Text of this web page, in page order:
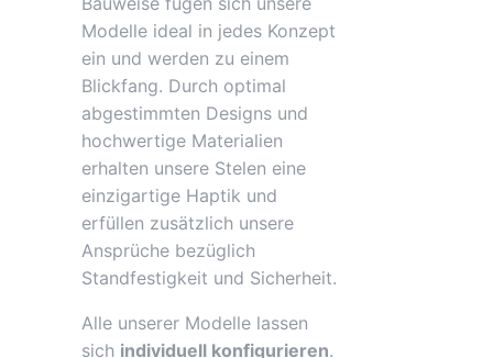
Modelle ideal in jedes Konzept
ein und werden zu einem
Blickfang. Durch optimal
abgestimmten Designs und
hochwertige Materialien
erhalten unsere Stelen eine
einzigartige Haptik und
erfüllen zusätzlich unsere
Ansprüche bezüglich
Standfestigkeit und Sicherheit.
Alle unserer Modelle lassen
sich individuell konfigurieren.